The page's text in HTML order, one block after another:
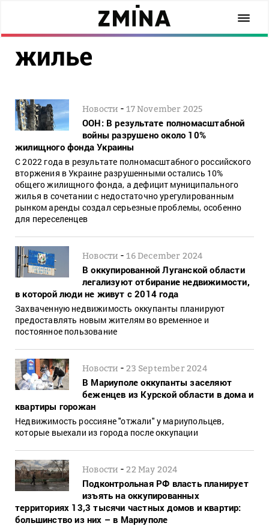
жилье
Новости -17 November 2025
ООН: В результате полномасштабной
войны разрушено около 10%
жилищного фонда Украины
С 2022 года в результате полномасштабного российского
вторжения в Украине разрушенными остались 10%
общего жилищного фонда, а дефицит муниципального
жилья в сочетании с недостаточно урегулированным
рынком аренды создал серьезные проблемы, особенно
для переселенцев
Новости -16 December 2024
В оккупированной Луганской области
легализуют отбирание недвижимости,
в которой люди не живут с 2014 года
Захваченную недвижимость оккупанты планируют
предоставлять новым жителям во временное и
постоянное пользование
Новости -23 September 2024
В Мариуполе оккупанты заселяют
беженцев из Курской области в дома и
квартиры горожан
Недвижимость россияне "отжали" у мариупольцев,
которые выехали из города после оккупации
Новости -22 May 2024
Подконтрольная РФ власть планирует
изъять на оккупированных
территориях 13,3 тысячи частных домов и квартир:
большинство из них – в Мариуполе